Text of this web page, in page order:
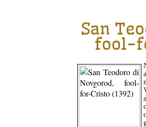
San
fool-